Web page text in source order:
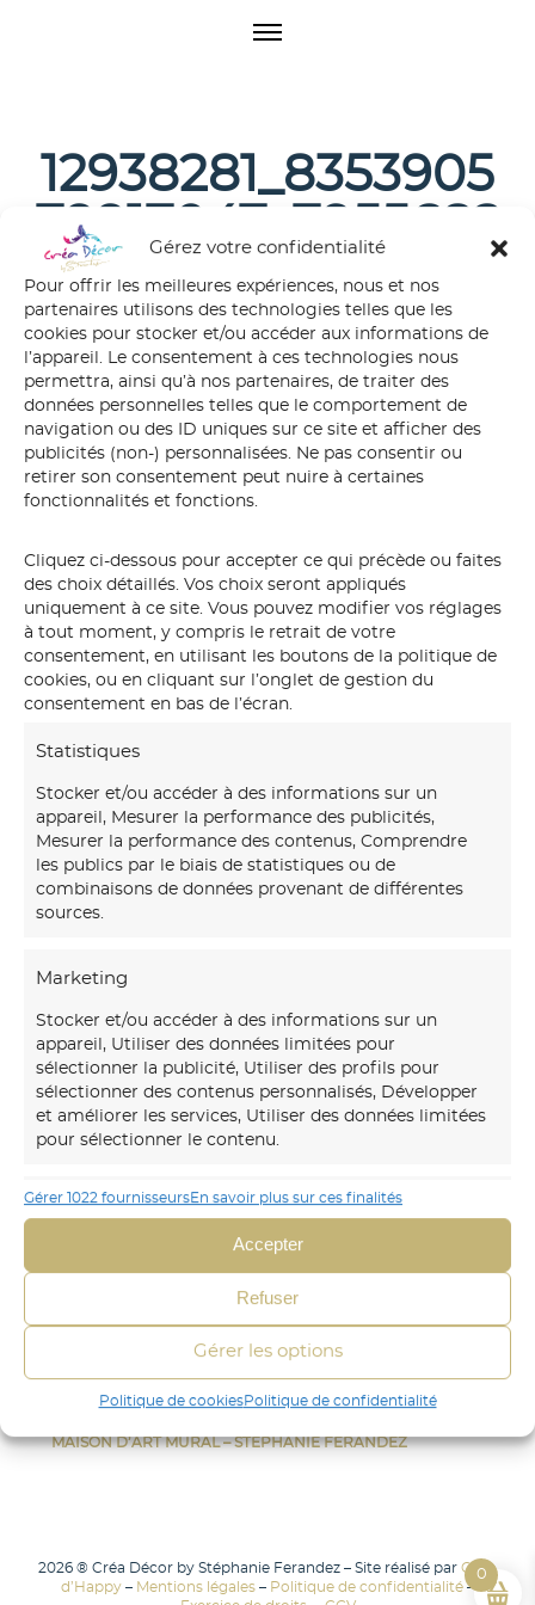
Gérez votre confidentialité
Pour offrir les meilleures expériences, nous et nos
partenaires utilisons des technologies telles que les
cookies pour stocker et/ou accéder aux informations de
l’appareil. Le consentement à ces technologies nous
permettra, ainsi qu’à nos partenaires, de traiter des
données personnelles telles que le comportement de
navigation ou des ID uniques sur ce site et afficher des
publicités (non-) personnalisées. Ne pas consentir ou
retirer son consentement peut nuire à certaines
fonctionnalités et fonctions.
Cliquez ci-dessous pour accepter ce qui précède ou faites
des choix détaillés. Vos choix seront appliqués
uniquement à ce site. Vous pouvez modifier vos réglages
à tout moment, y compris le retrait de votre
consentement, en utilisant les boutons de la politique de
cookies, ou en cliquant sur l’onglet de gestion du
consentement en bas de l’écran.
Statistiques
Stocker et/ou accéder à des informations sur un
appareil, Mesurer la performance des publicités,
Mesurer la performance des contenus, Comprendre
les publics par le biais de statistiques ou de
combinaisons de données provenant de différentes
sources.
Marketing
Stocker et/ou accéder à des informations sur un
appareil, Utiliser des données limitées pour
sélectionner la publicité, Utiliser des profils pour
sélectionner des contenus personnalisés, Développer
et améliorer les services, Utiliser des données limitées
pour sélectionner le contenu.
Fonctionnalités Toujours activé
Mettre en correspondance et combiner
des données à partir d’autres sources de
données, Relier différents appareils,
informations transmises
Identifier les appareils à partir des informations
détecter la fraude et réparer les
Gérer 1022 fournisseursEn savoir plus sur ces finalités
Accepter
Refuser
Gérer les options
Politique de cookiesPolitique de confidentialité
O
e
n
u
12938281_8353905
79917047_7955682
590062467311_n
Détail : Huile de lin
Notre maison d’art muralcréations transforme vos
murs avec des fresques et papiers peints sur-mesure,
uniques et immersifs.
Envoyer un mail
CRÉA DÉCOR
FRESQUE
CONTACT
MAISON D’ART MURAL – STÉPHANIE FERANDEZ
2026 ® Créa Décor by Stéphanie Ferandez – Site réalisé par Com
d’Happy – Mentions légales – Politique de confidentialité–
0